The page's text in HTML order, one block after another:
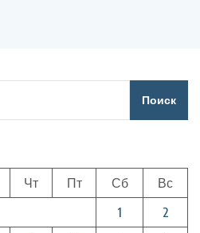
Поиск
Чт Пт Сб
Вс
1
2